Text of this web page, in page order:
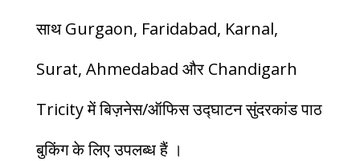
साथ Gurgaon, Faridabad, Karnal,
Surat, Ahmedabad और Chandigarh
Tricity में बिज़नेस/ऑफिस उद्घाटन सुंदरकांड पाठ
बुकिंग के लिए उपलब्ध हैं ।